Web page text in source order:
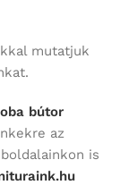
mutatjuk
bútor
az
is